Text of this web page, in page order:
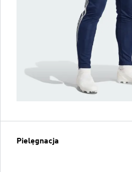
Pielęgnacja